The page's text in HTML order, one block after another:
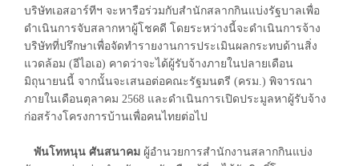
บริษัทเอสอาร์ทีฯ จะหารือร่วมกับสำนักสลากกินแบ่งรัฐบาลเพื่อ
ดำเนินการจับสลากหาผู้โชคดี โดยระหว่างนี้จะดำเนินการจ้าง
บริษัทที่ปรึกษาเพื่อจัดทำรายงานการประเมินผลกระทบด้านสิ่ง
แวดล้อม (อีไอเอ) คาดว่าจะได้ผู้รับจ้างภายในปลายเดือน
มิถุนายนนี้ จากนั้นจะเสนอต่อคณะรัฐมนตรี (ครม.) พิจารณา
ภายในเดือนตุลาคม 2568 และดำเนินการเปิดประมูลหาผู้รับจ้าง
ก่อสร้างโครงการบ้านเพื่อคนไทยต่อไป
พันโทหนุน ศันสนาคม ผู้อำนวยการสำนักงานสลากกินแบ่ง